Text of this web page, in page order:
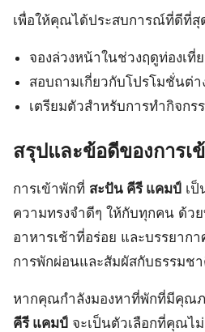
เพื่อให้คุณได้ประสบการณ์ที่ดีที่สุ
จองล่วงหน้าในช่วงฤดูท่องเที่
สอบถามเกี่ยวกับโปรโมชั่นต่า
เตรียมตัวสำหรับการทำกิจกร
สรุปและข้อดีของการเ
การเข้าพักที่ สะปัน คีรี แคมป์ เ
ความทรงจำดีๆ ให้กับทุกคน ด้ว
อาหารเช้าที่อร่อย และบรรยาก
การพักผ่อนและสัมผัสกับธรรมช
หากคุณกำลังมองหาที่พักที่มีคุณ
คีรี แคมป์ จะเป็นตัวเลือกที่คุณไ